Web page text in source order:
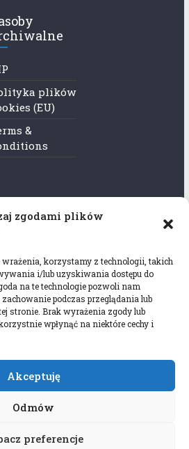
zgodami plików
wrażenia, korzystamy z technologii, takich
i/lub uzyskiwania dostępu do
na te technologie pozwoli nam
podczas przeglądania lub
stronie. Brak wyrażenia zgody lub
wpłynąć na niektóre cechy i
Akceptuję
Odmów
preferencje
plików
(EU)
&
Gmina Stary Sącz